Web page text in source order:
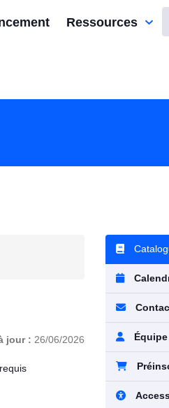
Ressources
jour : 26/06/2026